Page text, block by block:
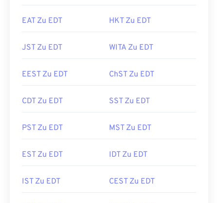
EAT Zu EDT HKT Zu EDT
JST Zu EDT WITA Zu EDT
EEST Zu EDT ChST Zu EDT
CDT Zu EDT SST Zu EDT
PST Zu EDT MST Zu EDT
EST Zu EDT IDT Zu EDT
IST Zu EDT CEST Zu EDT